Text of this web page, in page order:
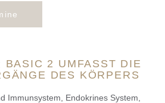
BASIC 2 UMFASST DIE
DES KÖRPERS
Immunsystem, Endokrines System,